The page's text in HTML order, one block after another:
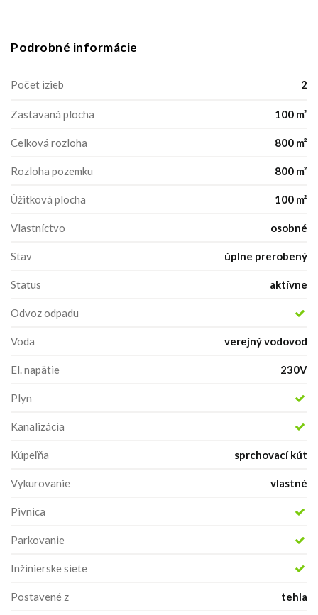
Podrobné informácie
Počet izieb 2
Zastavaná plocha 100 m²
Celková rozloha 800 m²
Rozloha pozemku 800 m²
Úžitková plocha 100 m²
Vlastníctvo osobné
Stav úplne prerobený
Status aktívne
Odvoz odpadu
Voda verejný vodovod
El. napätie 230V
Plyn
Kanalizácia
Kúpeľňa sprchovací kút
Vykurovanie vlastné
Pivnica
Parkovanie
Inžinierske siete
Postavené z tehla